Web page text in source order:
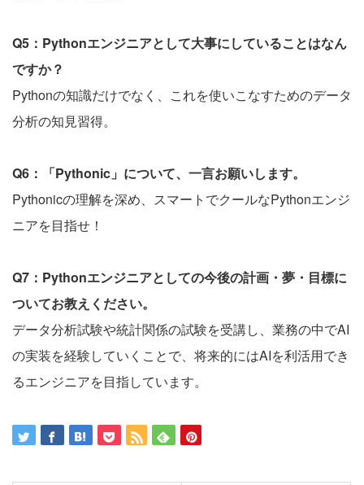
Q5：Pythonエンジニアとして大事にしていることはなん
ですか？
Pythonの知識だけでなく、これを使いこなすためのデータ
分析の知見習得。
Q6：「Pythonic」について、一言お願いします。
Pythonicの理解を深め、スマートでクールなPythonエンジ
ニアを目指せ！
Q7：Pythonエンジニアとしての今後の計画・夢・目標に
ついてお教えください。
データ分析試験や統計関係の試験を受講し、業務の中でAI
の実装を経験していくことで、将来的にはAIを利活用でき
るエンジニアを目指しています。